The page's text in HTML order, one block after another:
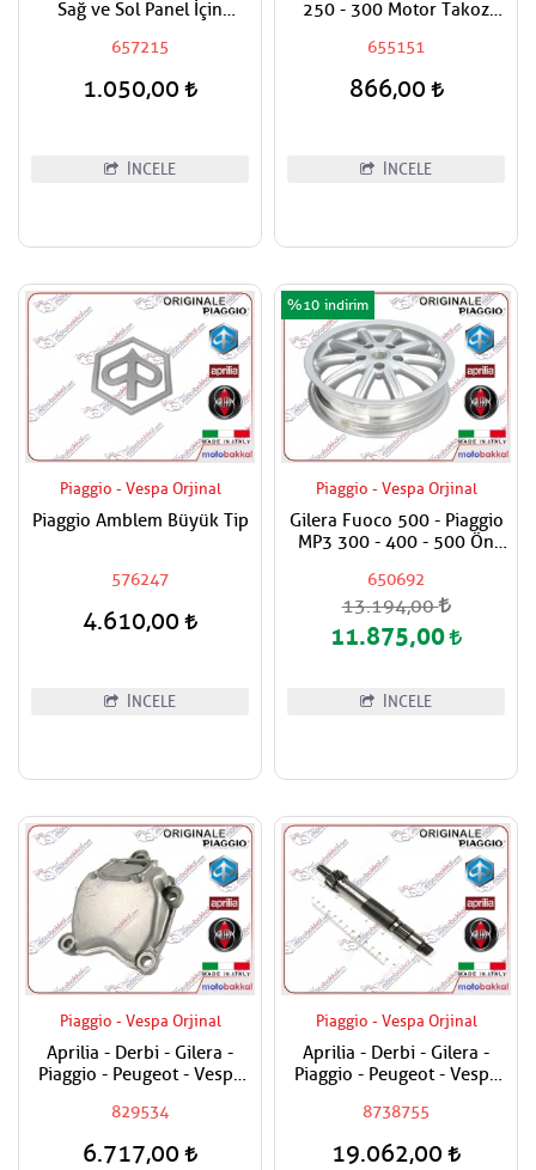
Sağ ve Sol Panel İçin
657215
1.050,00
İNCELE
250 - 300 Motor Takoz
655151
866,00
İNCELE
Piaggio - Vespa Orjinal
Piaggio Amblem Büyük Tip
576247
4.610,00
İNCELE
Piaggio - Vespa Orjinal
Gilera Fuoco 500 - Piaggio
MP3 300 - 400 - 500 Ön
200 - 250 - 300 Modifiye
Gümüş Jant Ön/Arka 12´´
650692
%10
13.194,00
11.875,00
İNCELE
Piaggio - Vespa Orjinal
Aprilia - Derbi - Gilera -
Piaggio - Peugeot - Vespa
Kapağı / Silindir En Üst
829534
6.717,00
Piaggio - Vespa Orjinal
Aprilia - Derbi - Gilera -
Piaggio - Peugeot - Vespa
Şanzuman Mili
8738755
19.062,00